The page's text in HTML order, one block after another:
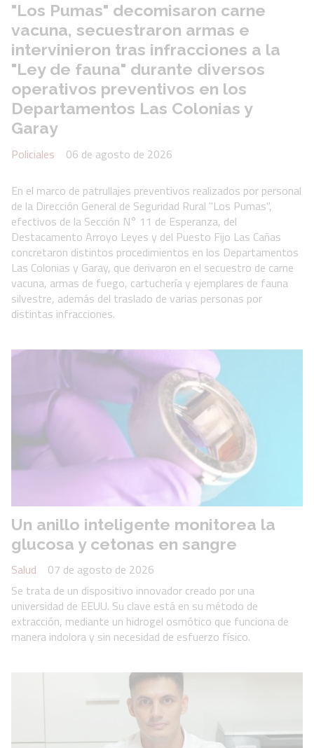
"Los Pumas" decomisaron carne
vacuna, secuestraron armas e
intervinieron tras infracciones a la
"Ley de fauna" durante diversos
operativos preventivos en los
Departamentos Las Colonias y
Garay
Policiales 06 de agosto de 2026
En el marco de patrullajes preventivos realizados por personal
de la Dirección General de Seguridad Rural "Los Pumas",
efectivos de la Sección N° 11 de Esperanza, del
Destacamento Arroyo Leyes y del Puesto Fijo Las Cañas
concretaron distintos procedimientos en los Departamentos
Las Colonias y Garay, que derivaron en el secuestro de carne
vacuna, armas de fuego, cartuchería y ejemplares de fauna
silvestre, además del traslado de varias personas por
distintas infracciones.
Un anillo inteligente monitorea la
glucosa y cetonas en sangre
Salud
07 de agosto de 2026
Se trata de un dispositivo innovador creado por una
universidad de EEUU. Su clave está en su método de
extracción, mediante un hidrogel osmótico que funciona de
manera indolora y sin necesidad de esfuerzo físico.